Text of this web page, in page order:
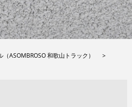
ASOMBROSO 和歌山トラック）